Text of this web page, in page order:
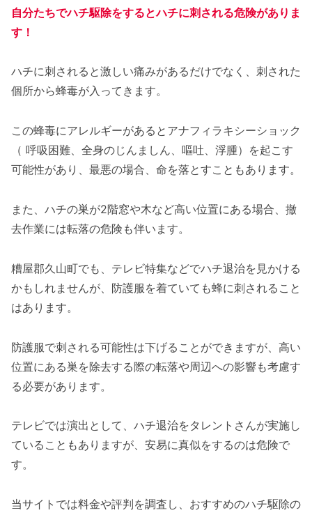
自分たちでハチ駆除をするとハチに刺される危険がありま
す！
ハチに刺されると激しい痛みがあるだけでなく、刺された
個所から蜂毒が入ってきます。
この蜂毒にアレルギーがあるとアナフィラキシーショック
（ 呼吸困難、全身のじんましん、嘔吐、浮腫）を起こす
可能性があり、最悪の場合、命を落とすこともあります。
また、ハチの巣が2階窓や木など高い位置にある場合、撤
去作業には転落の危険も伴います。
糟屋郡久山町でも、テレビ特集などでハチ退治を見かける
かもしれませんが、防護服を着ていても蜂に刺されること
はあります。
防護服で刺される可能性は下げることができますが、高い
位置にある巣を除去する際の転落や周辺への影響も考慮す
る必要があります。
テレビでは演出として、ハチ退治をタレントさんが実施し
ていることもありますが、安易に真似をするのは危険で
す。
当サイトでは料金や評判を調査し、おすすめのハチ駆除の